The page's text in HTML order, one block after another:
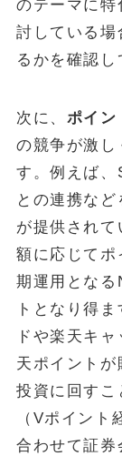
のテーマに特
討している場
るかを確認し
次に、 ポイン
の競争が激し
す。例えば、
との連携な
が提供され
額に応じてポ
期運用となる
トとなり得
ドや楽天キ
天ポイント
投資に回すこ
（Vポイン
合わせて証券